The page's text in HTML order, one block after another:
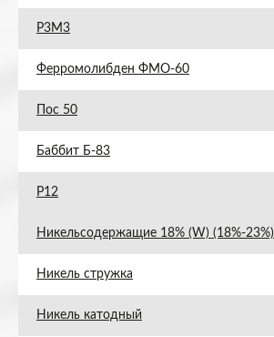
Р3М3
Ферромолибден ФМО-60
Пос 50
Баббит Б-83
Р12
Никельсодержащие 18% (W) (18%-23%)
Никель стружка
Никель катодный